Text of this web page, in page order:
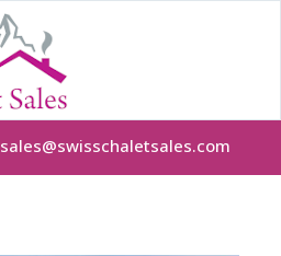
sales@swisschaletsales.com